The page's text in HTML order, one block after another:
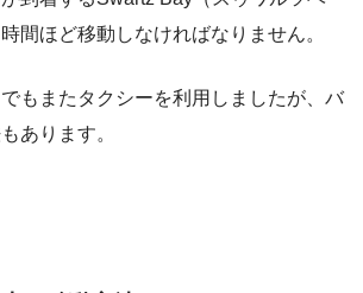
間ほど移動しなければなりません。
もまたタクシーを利用しましたが、バ
あります。